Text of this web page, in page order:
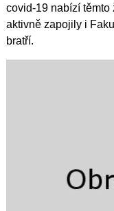
covid-19 nabízí těmto
aktivně zapojily i
bratří.
návštěvníky, tak pro